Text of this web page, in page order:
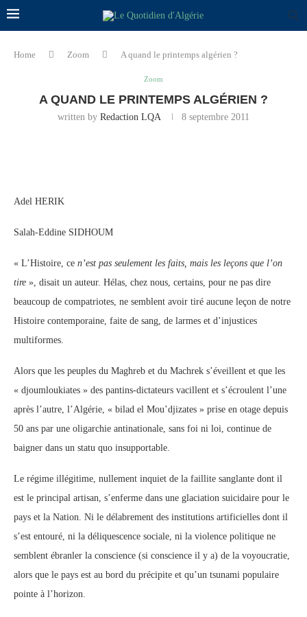
Home Zoom A quand le printemps algérien ?
Zoom
A QUAND LE PRINTEMPS ALGÉRIEN ?
written by Redaction LQA 8 septembre 2011
Adel HERIK
Salah-Eddine SIDHOUM
« L’Histoire, ce n’est pas seulement les faits, mais les leçons que l’on
tire », disait un auteur. Hélas, chez nous, certains, pour ne pas dire
beaucoup de compatriotes, ne semblent avoir tiré aucune leçon de notre
Histoire contemporaine, faite de sang, de larmes et d’injustices
multiformes.
Alors que les peuples du Maghreb et du Machrek s’éveillent et que les
« djoumloukiates » des pantins-dictateurs vacillent et s’écroulent l’une
après l’autre, l’Algérie, « bilad el Mou’djizates » prise en otage depuis
50 ans par une oligarchie antinationale, sans foi ni loi, continue de
baigner dans un statu quo insupportable.
Le régime illégitime, nullement inquiet de la faillite sanglante dont il
est le principal artisan, s’enferme dans une glaciation suicidaire pour le
pays et la Nation. Ni le délabrement des institutions artificielles dont il
s’est entouré, ni la déliquescence sociale, ni la violence politique ne
semblent ébranler la conscience (si conscience il y a) de la voyoucratie,
alors que le pays est au bord du précipite et qu’un tsunami populaire
pointe à l’horizon.